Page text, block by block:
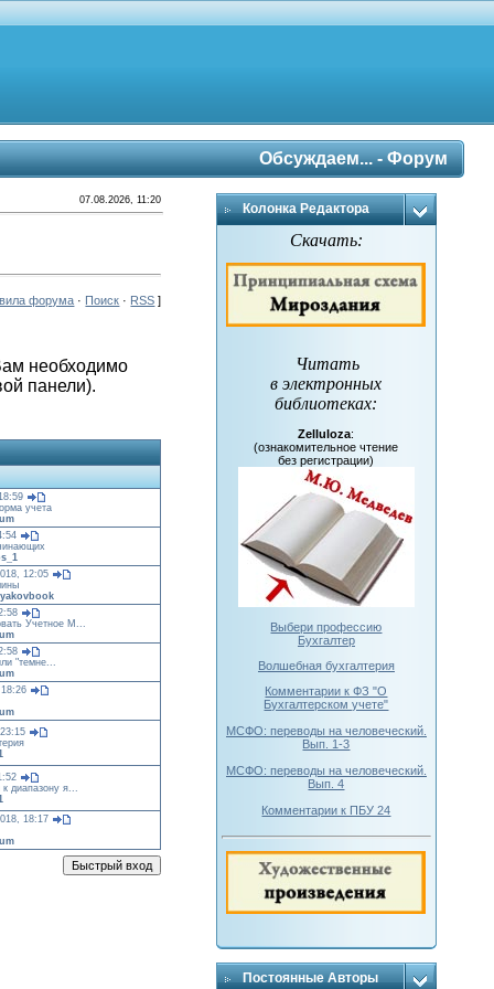
Обсуждаем... - Форум
07.08.2026, 11:20
форума · Поиск · RSS ]
необходимо
панели).
учета
12:05
Учетное М...
"темне...
диапазону я...
18:17
Колонка Редактора
Скачать:
Читать
в электронных
библиотеках:
Zelluloza:
(ознакомительное чтение
без регистрации)
Выбери профессию
Бухгалтер
Волшебная бухгалтерия
Комментарии к ФЗ "О
Бухгалтерском учете"
МСФО: переводы на человеческий.
Вып. 1-3
МСФО: переводы на человеческий.
Вып. 4
Комментарии к ПБУ 24
Постоянные Авторы